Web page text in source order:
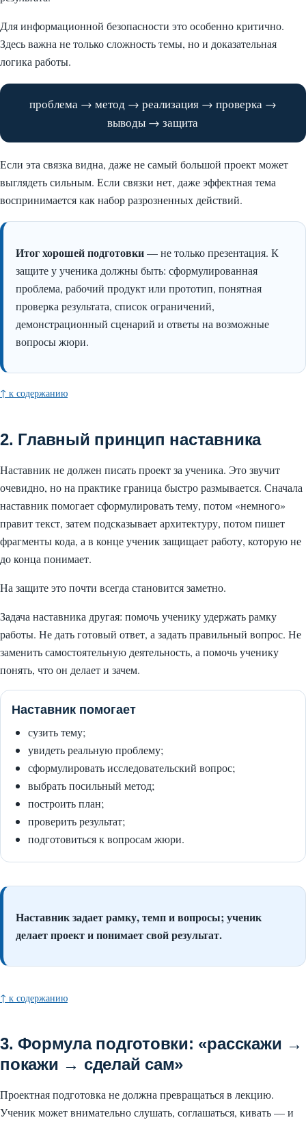
Для информационной безопасности это особенно критично.
Здесь важна не только сложность темы, но и доказательная
логика работы.
проблема → метод → реализация → проверка →
выводы → защита
Если эта связка видна, даже не самый большой проект может
выглядеть сильным. Если связки нет, даже эффектная тема
воспринимается как набор разрозненных действий.
Итог хорошей подготовки— не только презентация. К
защите у ученика должны быть: сформулированная
проблема, рабочий продукт или прототип, понятная
проверка результата, список ограничений,
демонстрационный сценарий и ответы на возможные
вопросы жюри.
↑ к содержанию
2. Главный принцип наставника
Наставник не должен писать проект за ученика. Это звучит
очевидно, но на практике граница быстро размывается. Сначала
наставник помогает сформулировать тему, потом «немного»
правит текст, затем подсказывает архитектуру, потом пишет
фрагменты кода, а в конце ученик защищает работу, которую не
до конца понимает.
На защите это почти всегда становится заметно.
Задача наставника другая: помочь ученику удержать рамку
работы. Не дать готовый ответ, а задать правильный вопрос. Не
заменить самостоятельную деятельность, а помочь ученику
понять, что он делает и зачем.
Наставник помогает
сузить тему;
увидеть реальную проблему;
сформулировать исследовательский вопрос;
выбрать посильный метод;
построить план;
проверить результат;
подготовиться к вопросам жюри.
Наставник задает рамку, темп и вопросы; ученик
делает проект и понимает свой результат.
↑ к содержанию
3. Формула подготовки: «расскажи →
покажи → сделай сам»
Проектная подготовка не должна превращаться в лекцию.
Ученик может внимательно слушать, соглашаться, кивать — и